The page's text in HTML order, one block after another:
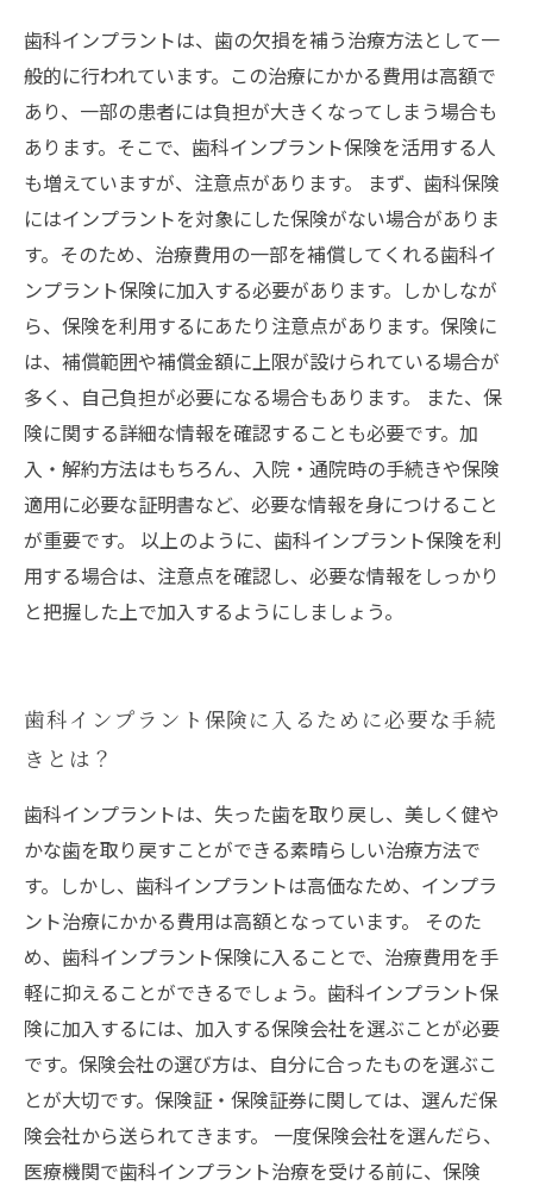
歯科インプラントは、歯の欠損を補う治療方法として一
般的に行われています。この治療にかかる費用は高額で
あり、一部の患者には負担が大きくなってしまう場合も
あります。そこで、歯科インプラント保険を活用する人
も増えていますが、注意点があります。 まず、歯科保険
にはインプラントを対象にした保険がない場合がありま
す。そのため、治療費用の一部を補償してくれる歯科イ
ンプラント保険に加入する必要があります。しかしなが
ら、保険を利用するにあたり注意点があります。保険に
は、補償範囲や補償金額に上限が設けられている場合が
多く、自己負担が必要になる場合もあります。 また、保
険に関する詳細な情報を確認することも必要です。加
入・解約方法はもちろん、入院・通院時の手続きや保険
適用に必要な証明書など、必要な情報を身につけること
が重要です。 以上のように、歯科インプラント保険を利
用する場合は、注意点を確認し、必要な情報をしっかり
と把握した上で加入するようにしましょう。
歯科インプラント保険に入るために必要な手続
きとは？
歯科インプラントは、失った歯を取り戻し、美しく健や
かな歯を取り戻すことができる素晴らしい治療方法で
す。しかし、歯科インプラントは高価なため、インプラ
ント治療にかかる費用は高額となっています。 そのた
め、歯科インプラント保険に入ることで、治療費用を手
軽に抑えることができるでしょう。歯科インプラント保
険に加入するには、加入する保険会社を選ぶことが必要
です。保険会社の選び方は、自分に合ったものを選ぶこ
とが大切です。保険証・保険証券に関しては、選んだ保
険会社から送られてきます。 一度保険会社を選んだら、
医療機関で歯科インプラント治療を受ける前に、保険